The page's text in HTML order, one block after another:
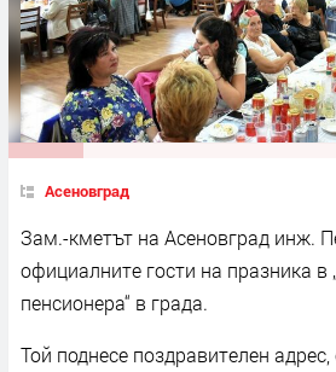
Асеновград
Зам.-кметът на Асеновград инж.
официалните гости на празника в
пенсионера“ в града.
Той поднесе поздравителен